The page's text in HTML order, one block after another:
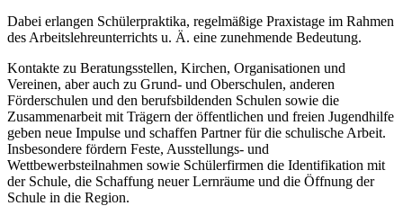
Dabei erlangen Schülerpraktika, regelmäßige Praxistage im Rahmen
des Arbeitslehreunterrichts u. Ä. eine zunehmende Bedeutung.
Kontakte zu Beratungsstellen, Kirchen, Organisationen und
Vereinen, aber auch zu Grund- und Oberschulen, anderen
Förderschulen und den berufsbildenden Schulen sowie die
Zusammenarbeit mit Trägern der öffentlichen und freien Jugendhilfe
geben neue Impulse und schaffen Partner für die schulische Arbeit.
Insbesondere fördern Feste, Ausstellungs- und
Wettbewerbsteilnahmen sowie Schülerfirmen die Identifikation mit
der Schule, die Schaffung neuer Lernräume und die Öffnung der
Schule in die Region.